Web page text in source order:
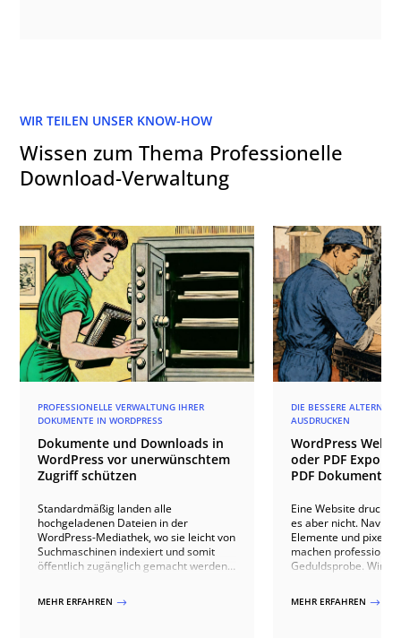
WIR TEILEN UNSER KNOW-HOW
Wissen zum Thema Professionelle
Download-Verwaltung
PROFESSIONELLE VERWALTUNG IHRER
DOKUMENTE IN WORDPRESS
Dokumente und Downloads in
WordPress vor unerwünschtem
Zugriff schützen
Standardmäßig landen alle
hochgeladenen Dateien in der
WordPress-Mediathek, wo sie leicht von
Suchmaschinen indexiert und somit
öffentlich zugänglich gemacht werden
oder urheberrechtlich geschützte
MEHR ERFAHREN $
DIE BESSERE
AUSDRUCKEN
WordPress
oder PDF
PDF Dokumente
Eine Website
es aber nicht.
Elemente und
machen
Geduldsprobe. Wir
Grenzen stoßen und
MEHR ERFAHREN $